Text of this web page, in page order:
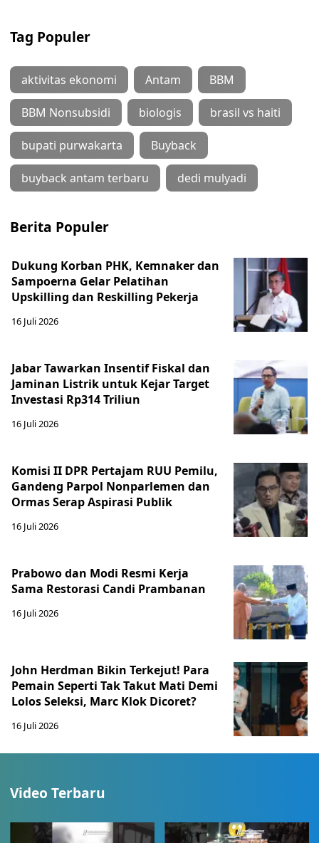
Tag Populer
aktivitas ekonomi Antam BBM
BBM Nonsubsidi biologis brasil vs haiti
bupati purwakarta Buyback
buyback antam terbaru dedi mulyadi
Berita Populer
Dukung Korban PHK, Kemnaker dan
Sampoerna Gelar Pelatihan
Upskilling dan Reskilling Pekerja
16 Juli 2026
Jabar Tawarkan Insentif Fiskal dan
Jaminan Listrik untuk Kejar Target
Investasi Rp314 Triliun
16 Juli 2026
Komisi II DPR Pertajam RUU Pemilu,
Gandeng Parpol Nonparlemen dan
Ormas Serap Aspirasi Publik
16 Juli 2026
Prabowo dan Modi Resmi Kerja
Sama Restorasi Candi Prambanan
16 Juli 2026
John Herdman Bikin Terkejut! Para
Pemain Seperti Tak Takut Mati Demi
Lolos Seleksi, Marc Klok Dicoret?
16 Juli 2026
Video Terbaru